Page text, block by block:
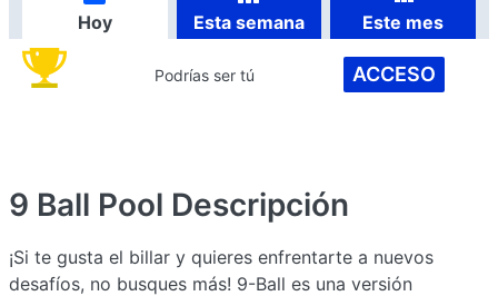
Hoy Esta semana Este mes
Podrías ser tú ACCESO
9 Ball Pool Descripción
¡Si te gusta el billar y quieres enfrentarte a nuevos
desafíos, no busques más! 9-Ball es una versión